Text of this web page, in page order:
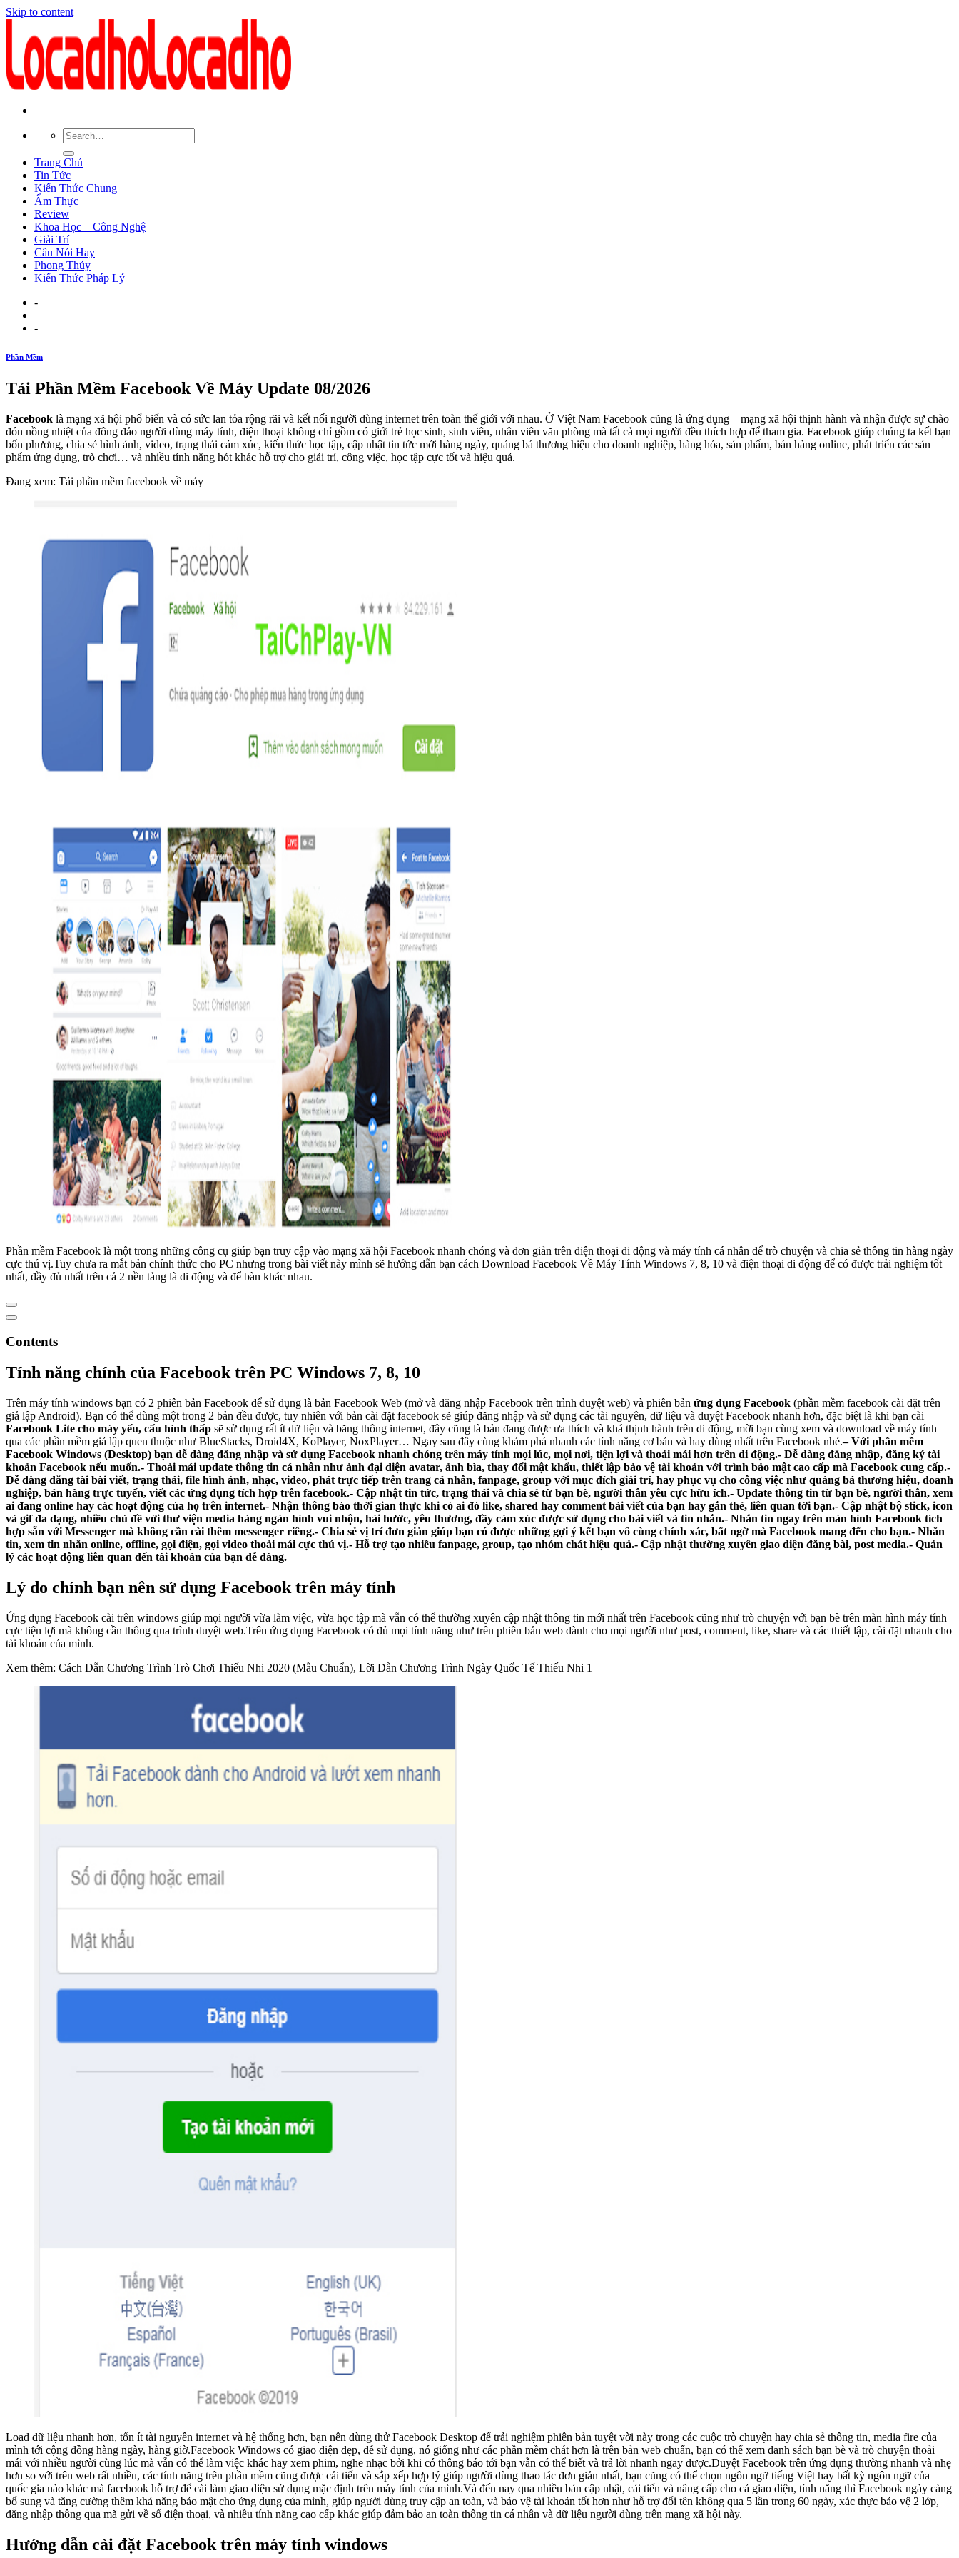
Skip to content
Trang Chủ
Tin Tức
Kiến Thức Chung
Ẩm Thực
Review
Khoa Học – Công Nghệ
Giải Trí
Câu Nói Hay
Phong Thủy
Kiến Thức Pháp Lý
-
-
Phần Mềm
Tải Phần Mềm Facebook Về Máy Update 08/2026
Facebook là mạng xã hội phổ biến và có sức lan tỏa rộng rãi và kết nối người dùng internet trên toàn thế giới với nhau. Ở Việt Nam Facebook cũng là ứng dụng – mạng xã hội thịnh hành và nhận được sự chào
đón nồng nhiệt của đông đảo người dùng máy tính, điện thoại không chỉ gồm có giới trẻ học sinh, sinh viên, nhân viên văn phòng mà tất cả mọi người đều thích hợp để tham gia. Facebook giúp chúng ta kết bạn
bốn phương, chia sẻ hình ảnh, video, trạng thái cảm xúc, kiến thức học tập, cập nhật tin tức mới hàng ngày, quảng bá thương hiệu cho doanh nghiệp, hàng hóa, sản phẩm, bán hàng online, phát triển các sản
phẩm ứng dụng, trò chơi… và nhiều tính năng hót khác hỗ trợ cho giải trí, công việc, học tập cực tốt và hiệu quả.
Đang xem: Tải phần mềm facebook về máy
Phần mềm Facebook là một trong những công cụ giúp bạn truy cập vào mạng xã hội Facebook nhanh chóng và đơn giản trên điện thoại di động và máy tính cá nhân để trò chuyện và chia sẻ thông tin hàng ngày
cực thú vị.Tuy chưa ra mắt bản chính thức cho PC nhưng trong bài viết này mình sẽ hướng dẫn bạn cách Download Facebook Về Máy Tính Windows 7, 8, 10 và điện thoại di động để có được trải nghiệm tốt
nhất, đầy đủ nhất trên cả 2 nền tảng là di động và để bàn khác nhau.
Contents
Tính năng chính của Facebook trên PC Windows 7, 8, 10
Trên máy tính windows bạn có 2 phiên bản Facebook để sử dụng là bản Facebook Web (mở và đăng nhập Facebook trên trình duyệt web) và phiên bản ứng dụng Facebook (phần mềm facebook cài đặt trên
giả lập Android). Bạn có thể dùng một trong 2 bản đều được, tuy nhiên với bản cài đặt facebook sẽ giúp đăng nhập và sử dụng các tài nguyên, dữ liệu và duyệt Facebook nhanh hơn, đặc biệt là khi bạn cài
Facebook Lite cho máy yếu, cấu hình thấp sẽ sử dụng rất ít dữ liệu và băng thông internet, đây cũng là bản đang được ưa thích và khá thịnh hành trên di động, mời bạn cùng xem và download về máy tính
qua các phần mềm giả lập quen thuộc như BlueStacks, Droid4X, KoPlayer, NoxPlayer… Ngay sau đây cùng khám phá nhanh các tính năng cơ bản và hay dùng nhất trên Facebook nhé.– Với phần mềm
Facebook Windows (Desktop) bạn dễ dàng đăng nhập và sử dụng Facebook nhanh chóng trên máy tính mọi lúc, mọi nơi, tiện lợi và thoải mái hơn trên di động.- Dễ dàng đăng nhập, đăng ký tài
khoản Facebook nếu muốn.- Thoải mái update thông tin cá nhân như ảnh đại diện avatar, ảnh bìa, thay đổi mật khẩu, thiết lập bảo vệ tài khoản với trình bảo mật cao cấp mà Facebook cung cấp.-
Dễ dàng đăng tài bài viết, trạng thái, file hình ảnh, nhạc, video, phát trực tiếp trên trang cá nhân, fanpage, group với mục đích giải trí, hay phục vụ cho công việc như quảng bá thương hiệu, doanh
nghiệp, bán hàng trực tuyến, viết các ứng dụng tích hợp trên facebook.- Cập nhật tin tức, trạng thái và chia sẻ từ bạn bè, người thân yêu cực hữu ích.- Update thông tin từ bạn bè, người thân, xem
ai đang online hay các hoạt động của họ trên internet.- Nhận thông báo thời gian thực khi có ai đó like, shared hay comment bài viết của bạn hay gắn thẻ, liên quan tới bạn.- Cập nhật bộ stick, icon
và gif đa dạng, nhiều chủ đề với thư viện media hàng ngàn hình vui nhộn, hài hước, yêu thương, đầy cảm xúc được sử dụng cho bài viết và tin nhắn.- Nhắn tin ngay trên màn hình Facebook tích
hợp sẵn với Messenger mà không cần cài thêm messenger riêng.- Chia sẻ vị trí đơn giản giúp bạn có được những gợi ý kết bạn vô cùng chính xác, bất ngờ mà Facebook mang đến cho bạn.- Nhắn
tin, xem tin nhắn online, offline, gọi điện, gọi video thoải mái cực thú vị.- Hỗ trợ tạo nhiều fanpage, group, tạo nhóm chát hiệu quả.- Cập nhật thường xuyên giao diện đăng bài, post media.- Quản
lý các hoạt động liên quan đến tài khoản của bạn dễ dàng.
Lý do chính bạn nên sử dụng Facebook trên máy tính
Ứng dụng Facebook cài trên windows giúp mọi người vừa làm việc, vừa học tập mà vẫn có thể thường xuyên cập nhật thông tin mới nhất trên Facebook cũng như trò chuyện với bạn bè trên màn hình máy tính
cực tiện lợi mà không cần thông qua trình duyệt web.Trên ứng dụng Facebook có đủ mọi tính năng như trên phiên bản web dành cho mọi người như post, comment, like, share và các thiết lập, cài đặt nhanh cho
tài khoản của mình.
Xem thêm: Cách Dẫn Chương Trình Trò Chơi Thiếu Nhi 2020 (Mẫu Chuẩn), Lời Dẫn Chương Trình Ngày Quốc Tế Thiếu Nhi 1
Load dữ liệu nhanh hơn, tốn ít tài nguyên internet và hệ thống hơn, bạn nên dùng thử Facebook Desktop để trải nghiệm phiên bản tuyệt vời này trong các cuộc trò chuyện hay chia sẻ thông tin, media fire của
mình tới cộng đồng hàng ngày, hàng giờ.Facebook Windows có giao diện đẹp, dễ sử dụng, nó giống như các phần mềm chát hơn là trên bản web chuẩn, bạn có thể xem danh sách bạn bè và trò chuyện thoải
mái với nhiều người cùng lúc mà vẫn có thể làm việc khác hay xem phim, nghe nhạc bởi khi có thông báo tới bạn vẫn có thể biết và trả lời nhanh ngay được.Duyệt Facebook trên ứng dụng thường nhanh và nhẹ
hơn so với trên web rất nhiều, các tính năng trên phần mềm cũng được cải tiến và sắp xếp hợp lý giúp người dùng thao tác đơn giản nhất, bạn cũng có thể chọn ngôn ngữ tiếng Việt hay bất kỳ ngôn ngữ của
quốc gia nào khác mà facebook hỗ trợ để cài làm giao diện sử dụng mặc định trên máy tính của mình.Và đến nay qua nhiều bản cập nhật, cải tiến và nâng cấp cho cả giao diện, tính năng thì Facebook ngày càng
bổ sung và tăng cường thêm khả năng bảo mật cho ứng dụng của mình, giúp người dùng truy cập an toàn, và bảo vệ tài khoản tốt hơn như hỗ trợ đổi tên không qua 5 lần trong 60 ngày, xác thực bảo vệ 2 lớp,
đăng nhập thông qua mã gửi về số điện thoại, và nhiều tính năng cao cấp khác giúp đảm bảo an toàn thông tin cá nhân và dữ liệu người dùng trên mạng xã hội này.
Hướng dẫn cài đặt Facebook trên máy tính windows